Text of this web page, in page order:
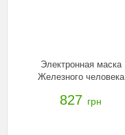
Электронная маска
Железного человека
827 грн